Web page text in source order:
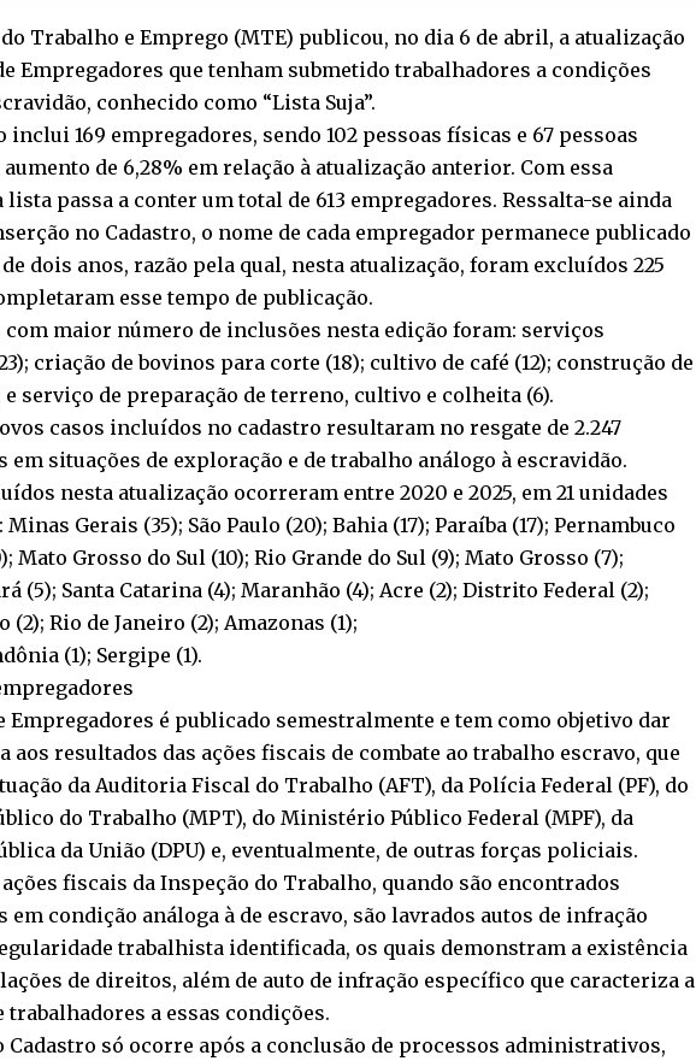
Trabalho e Emprego (MTE) publicou, no dia 6 de abril, a atualização
Empregadores que tenham submetido trabalhadores a condições
conhecido como “Lista Suja”.
inclui 169 empregadores, sendo 102 pessoas físicas e 67 pessoas
de 6,28% em relação à atualização anterior. Com essa
lista passa a conter um total de 613 empregadores. Ressalta-se ainda
no Cadastro, o nome de cada empregador permanece publicado
dois anos, razão pela qual, nesta atualização, foram excluídos 225
esse tempo de publicação.
com maior número de inclusões nesta edição foram: serviços
criação de bovinos para corte (18); cultivo de café (12); construção de
e serviço de preparação de terreno, cultivo e colheita (6).
casos incluídos no cadastro resultaram no resgate de 2.247
em situações de exploração e de trabalho análogo à escravidão.
nesta atualização ocorreram entre 2020 e 2025, em 21 unidades
Minas Gerais (35); São Paulo (20); Bahia (17); Paraíba (17); Pernambuco
Mato Grosso do Sul (10); Rio Grande do Sul (9); Mato Grosso (7);
(5); Santa Catarina (4); Maranhão (4); Acre (2); Distrito Federal (2);
(2); Rio de Janeiro (2); Amazonas (1);
(1); Sergipe (1).
Empregadores é publicado semestralmente e tem como objetivo dar
aos resultados das ações fiscais de combate ao trabalho escravo, que
da Auditoria Fiscal do Trabalho (AFT), da Polícia Federal (PF), do
do Trabalho (MPT), do Ministério Público Federal (MPF), da
da União (DPU) e, eventualmente, de outras forças policiais.
fiscais da Inspeção do Trabalho, quando são encontrados
em condição análoga à de escravo, são lavrados autos de infração
trabalhista identificada, os quais demonstram a existência
de direitos, além de auto de infração específico que caracteriza a
trabalhadores a essas condições.
Cadastro só ocorre após a conclusão de processos administrativos,